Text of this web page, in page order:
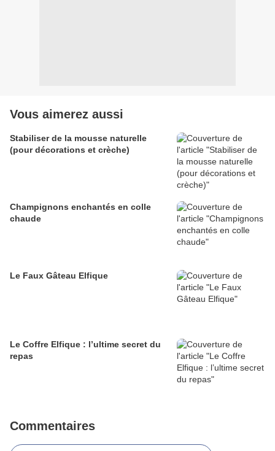
Vous aimerez aussi
Stabiliser de la mousse naturelle
(pour décorations et crèche)
Champignons enchantés en colle
chaude
Le Faux Gâteau Elfique
Le Coffre Elfique : l’ultime secret du
repas
Commentaires